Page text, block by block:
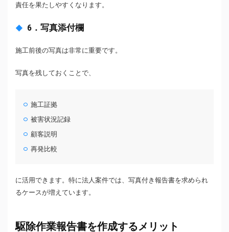
責任を果たしやすくなります。
6．写真添付欄
施工前後の写真は非常に重要です。
写真を残しておくことで、
施工証拠
被害状況記録
顧客説明
再発比較
に活用できます。特に法人案件では、写真付き報告書を求められ
るケースが増えています。
駆除作業報告書を作成するメリット